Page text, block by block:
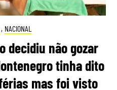
, NACIONAL
decidiu não gozar
tinha dito
mas foi visto